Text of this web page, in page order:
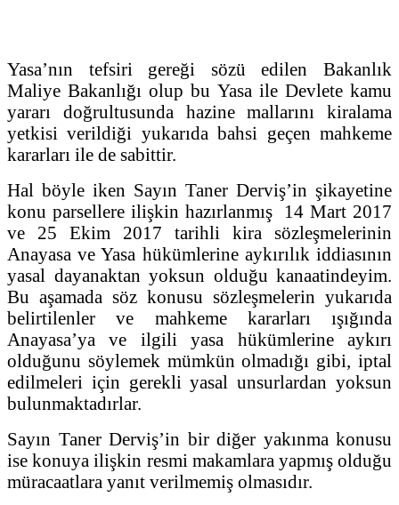
Yasa’nın tefsiri gereği sözü edilen Bakanlık
Maliye Bakanlığı olup bu Yasa ile Devlete kamu
yararı doğrultusunda hazine mallarını kiralama
yetkisi verildiği yukarıda bahsi geçen mahkeme
kararları ile de sabittir.
Hal böyle iken Sayın Taner Derviş’in şikayetine
konu parsellere ilişkin hazırlanmış 14 Mart 2017
ve 25 Ekim 2017 tarihli kira sözleşmelerinin
Anayasa ve Yasa hükümlerine aykırılık iddiasının
yasal dayanaktan yoksun olduğu kanaatindeyim.
Bu aşamada söz konusu sözleşmelerin yukarıda
belirtilenler ve mahkeme kararları ışığında
Anayasa’ya ve ilgili yasa hükümlerine aykırı
olduğunu söylemek mümkün olmadığı gibi, iptal
edilmeleri için gerekli yasal unsurlardan yoksun
bulunmaktadırlar.
Sayın Taner Derviş’in bir diğer yakınma konusu
ise konuya ilişkin resmi makamlara yapmış olduğu
müracaatlara yanıt verilmemiş olmasıdır.